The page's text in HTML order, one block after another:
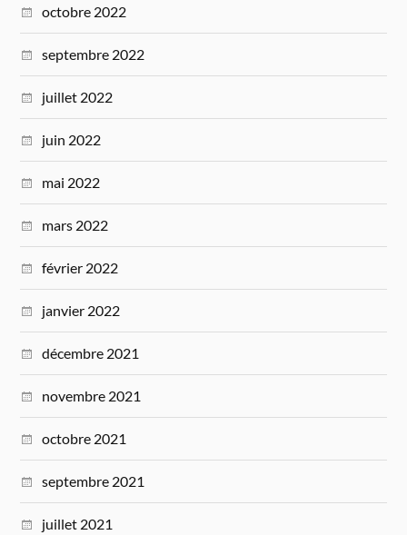
octobre 2022
septembre 2022
juillet 2022
juin 2022
mai 2022
mars 2022
février 2022
janvier 2022
décembre 2021
novembre 2021
octobre 2021
septembre 2021
juillet 2021